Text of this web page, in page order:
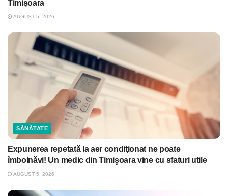
Timişoara
AUGUST 5, 2026
SĂNĂTATE
Expunerea repetată la aer condiţionat ne poate
îmbolnăvi! Un medic din Timişoara vine cu sfaturi utile
AUGUST 5, 2026